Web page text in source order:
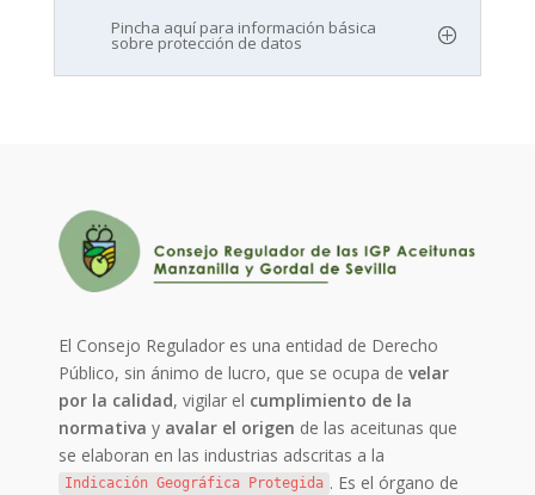
Pincha aquí para información básica
sobre protección de datos
El Consejo Regulador es una entidad de Derecho
Público, sin ánimo de lucro, que se ocupa develar
por la calidad, vigilar el cumplimiento de la
normativa y avalar el origen de las aceitunas que
se elaboran en las industrias adscritas a la
Indicación Geográfica Protegida . Es el órgano de